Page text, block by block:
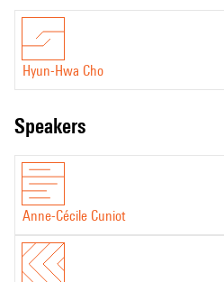
Hyun-Hwa Cho
speakers
Anne-Cécile Cuniot